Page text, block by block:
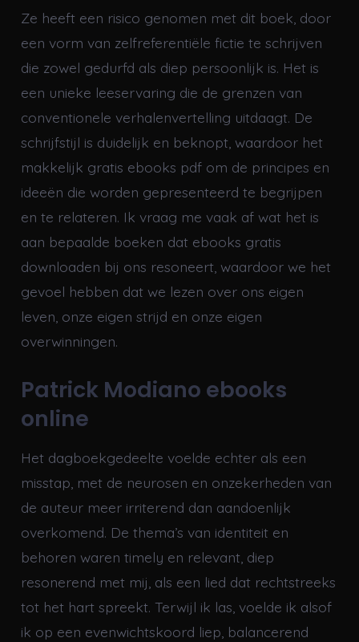
Ze heeft een risico genomen met dit boek, door
een vorm van zelfreferentiële fictie te schrijven
die zowel gedurfd als diep persoonlijk is. Het is
een unieke leeservaring die de grenzen van
conventionele verhalenvertelling uitdaagt. De
schrijfstijl is duidelijk en beknopt, waardoor het
makkelijk gratis ebooks pdf om de principes en
ideeën die worden gepresenteerd te begrijpen
en te relateren. Ik vraag me vaak af wat het is
aan bepaalde boeken dat ebooks gratis
downloaden bij ons resoneert, waardoor we het
gevoel hebben dat we lezen over ons eigen
leven, onze eigen strijd en onze eigen
overwinningen.
Patrick Modiano ebooks
online
Het dagboekgedeelte voelde echter als een
misstap, met de neurosen en onzekerheden van
de auteur meer irriterend dan aandoenlijk
overkomend. De thema’s van identiteit en
behoren waren timely en relevant, diep
resonerend met mij, als een lied dat rechtstreeks
tot het hart spreekt. Terwijl ik las, voelde ik alsof
ik op een evenwichtskoord liep, balancerend